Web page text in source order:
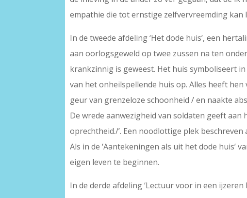
empathie die tot ernstige zelfvervreemding kan
In de tweede afdeling ‘Het dode huis’, een
aan oorlogsgeweld op twee zussen na ten
krankzinnig is geweest. Het huis symboliseert
van het onheilspellende huis op. Alles heeft
geur van grenzeloze schoonheid / en naakte
De wrede aanwezigheid van soldaten geeft aan
oprechtheid./’. Een noodlottige plek
Als in de ‘Aantekeningen als uit het dode huis’
eigen leven te beginnen.
In de derde afdeling ‘Lectuur voor in een